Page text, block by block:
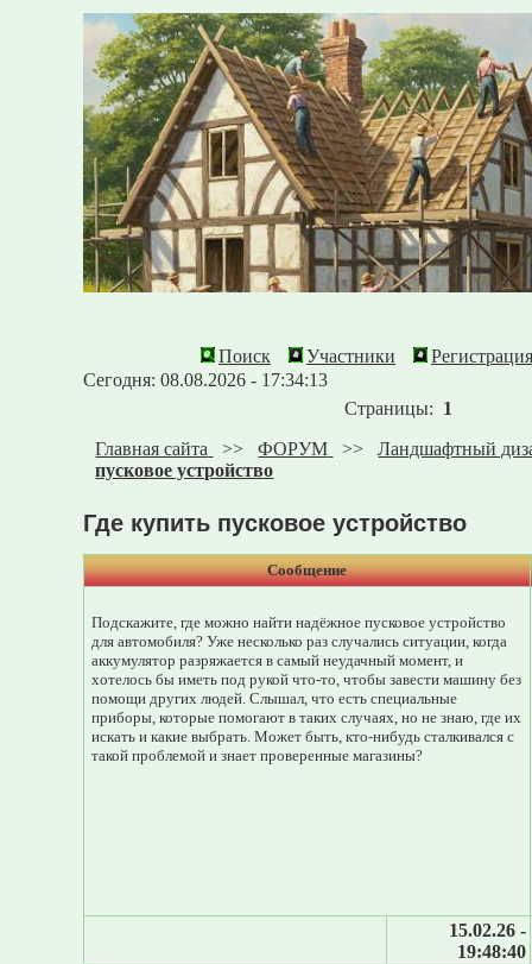
Поиск Участники
Регистрация
Сегодня: 08.08.2026 - 17:34:13
Страницы: 1
Главная сайта
>>ФОРУМ >>Ландшафтный
пусковое устройство
Где купить пусковое устройство
Сообщение
Подскажите, где можно найти надёжное пусковое устройство
для автомобиля? Уже несколько раз случались ситуации, когда
аккумулятор разряжается в самый неудачный момент, и
хотелось бы иметь под рукой что-то, чтобы завести машину без
помощи других людей. Слышал, что есть специальные
приборы, которые помогают в таких случаях, но не знаю, где их
искать и какие выбрать. Может быть, кто-нибудь сталкивался с
такой проблемой и знает проверенные магазины?
15.02.26 -
19:48:40